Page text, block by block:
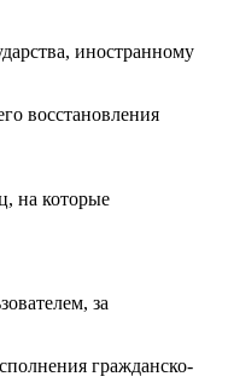
иностранному
восстановления
на которые
за
гражданско-